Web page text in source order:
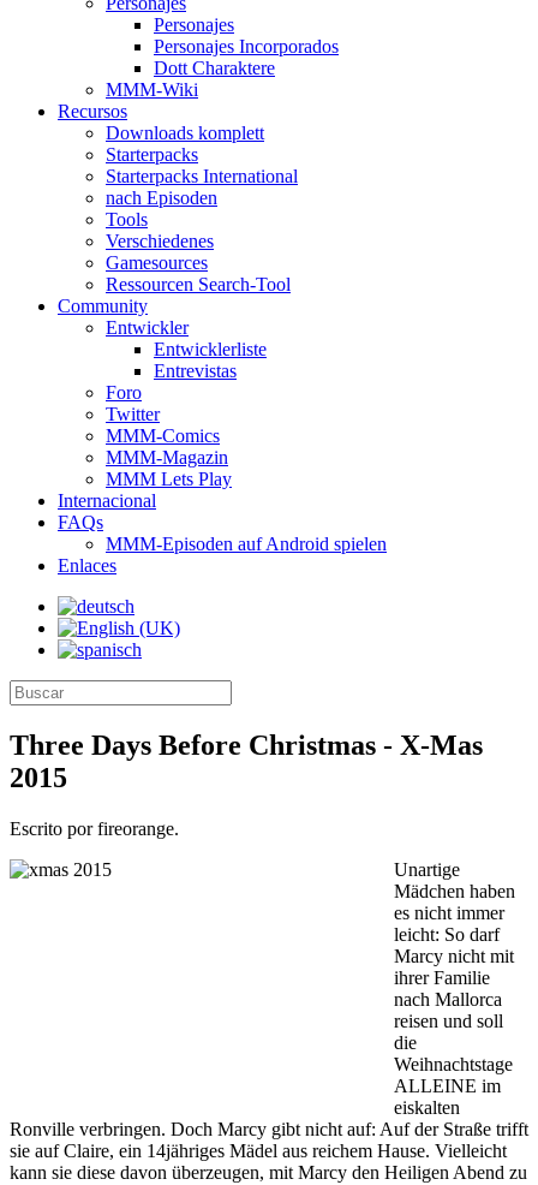
Personajes
Personajes Incorporados
Dott Charaktere
MMM-Wiki
Recursos
Downloads komplett
Starterpacks
Starterpacks International
nach Episoden
Tools
Verschiedenes
Gamesources
Ressourcen Search-Tool
Community
Entwickler
Entwicklerliste
Entrevistas
Foro
Twitter
MMM-Comics
MMM-Magazin
MMM Lets Play
Internacional
FAQs
MMM-Episoden auf Android spielen
Enlaces
Three Days Before Christmas - X-Mas
2015
Escrito por fireorange.
Unartige
Mädchen haben
es nicht immer
leicht: So darf
Marcy nicht mit
ihrer Familie
nach Mallorca
reisen und soll
die
Weihnachtstage
ALLEINE im
eiskalten
Ronville verbringen. Doch Marcy gibt nicht auf: Auf der Straße trifft
sie auf Claire, ein 14jähriges Mädel aus reichem Hause. Vielleicht
kann sie diese davon überzeugen, mit Marcy den Heiligen Abend zu